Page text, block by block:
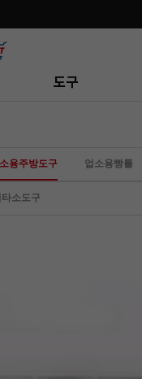
도구
용주방도구 업소용빵틀
소도구